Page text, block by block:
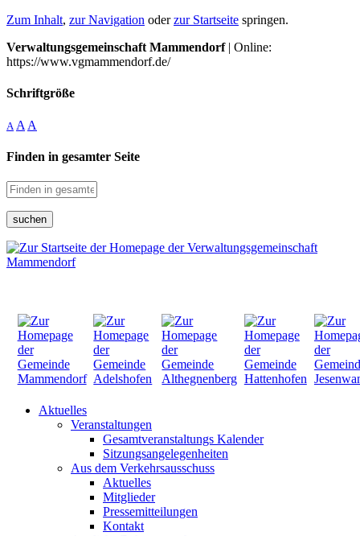
Zum Inhalt, zur Navigation oderzur Startseite springen.
Verwaltungsgemeinschaft Mammendorf| Online:
https://www.vgmammendorf.de/
Schriftgröße
A A A
Finden in gesamter Seite
suchen
Aktuelles
Veranstaltungen
Gesamtveranstaltungs Kalender
Sitzungsangelegenheiten
Aus dem Verkehrsausschuss
Aktuelles
Mitglieder
Pressemitteilungen
Kontakt